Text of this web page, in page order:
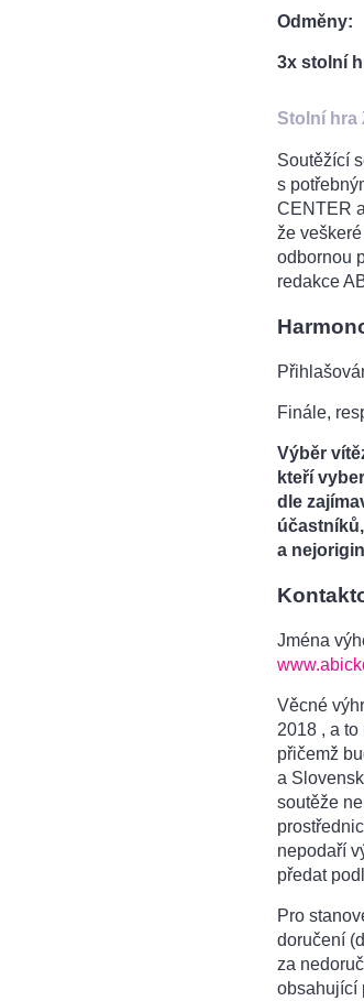
Odměny:
3x stolní
Stolní hra
Soutěžící
s
CENTER
že
odbornou
redakce
Finále,
Výběr
kteří
dle
a
Jména
Věcné
2018 , a
přičemž
a
soutěže
nepodaří
předat
Pro
doručení
za
obsahující